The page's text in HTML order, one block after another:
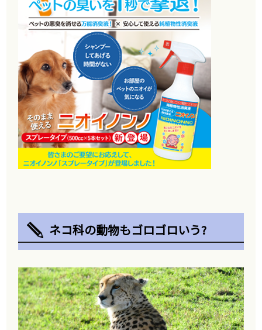
ネコ科の動物もゴロゴロいう?